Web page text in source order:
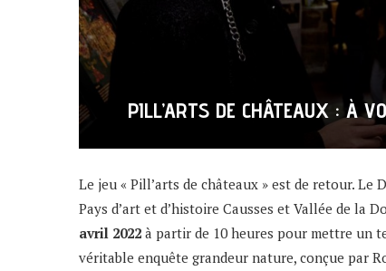
PILL’ARTS DE CHÂTEAUX : À
Le jeu « Pill’arts de châteaux » est de retour.
Pays d’art et d’histoire Causses et Vallée de la
avril 2022 à partir de 10 heures pour mettre un
véritable enquête grandeur nature, conçue par